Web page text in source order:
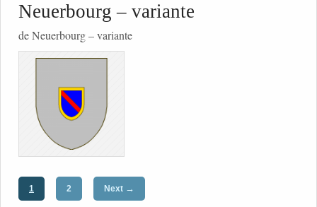
Neuerbourg – variante
de Neuerbourg – variante
1 2 Next →